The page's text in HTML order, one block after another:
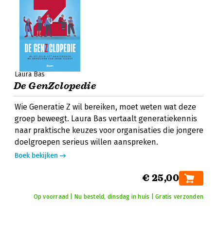
Laura Bas
De GenZclopedie
Wie Generatie Z wil bereiken, moet weten wat deze
groep beweegt. Laura Bas vertaalt generatiekennis
naar praktische keuzes voor organisaties die jongere
doelgroepen serieus willen aanspreken.
Boek bekijken
€ 25,00
Op voorraad | Nu besteld, dinsdag in huis | Gratis verzonden